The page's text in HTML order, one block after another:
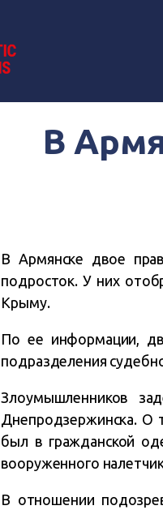
В
В Армянске двое
подросток. У них
Крыму.
По ее информации,
подразделения
Злоумышленников
Днепродзержинска. О
был в гражданской
вооруженного
В отношении